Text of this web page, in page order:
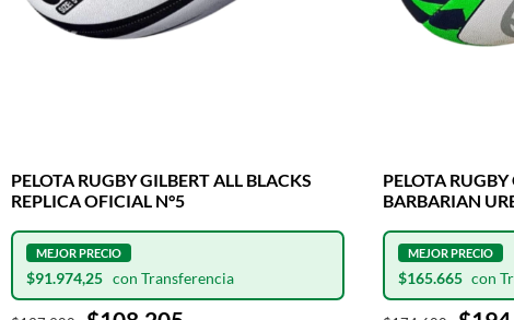
PELOTA RUGBY GILBERT ALL BLACKS
REPLICA OFICIAL N°5
$91.974,25
PELOTA
BARBARIAN
$165.665